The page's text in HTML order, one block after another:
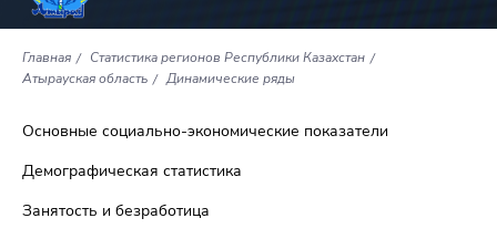
Главная
Статистика регионов Республики Казахстан
Атырауская область
Динамические ряды
Основные социально-экономические показатели
Демографическая статистика
Занятость и безработица